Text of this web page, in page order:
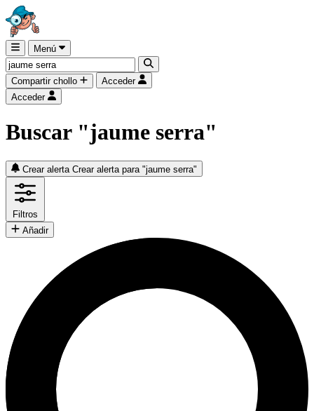
Menú
Compartir chollo
Acceder
Acceder
Buscar "jaume serra"
Crear alerta Crear alerta para "jaume serra"
Filtros
Añadir